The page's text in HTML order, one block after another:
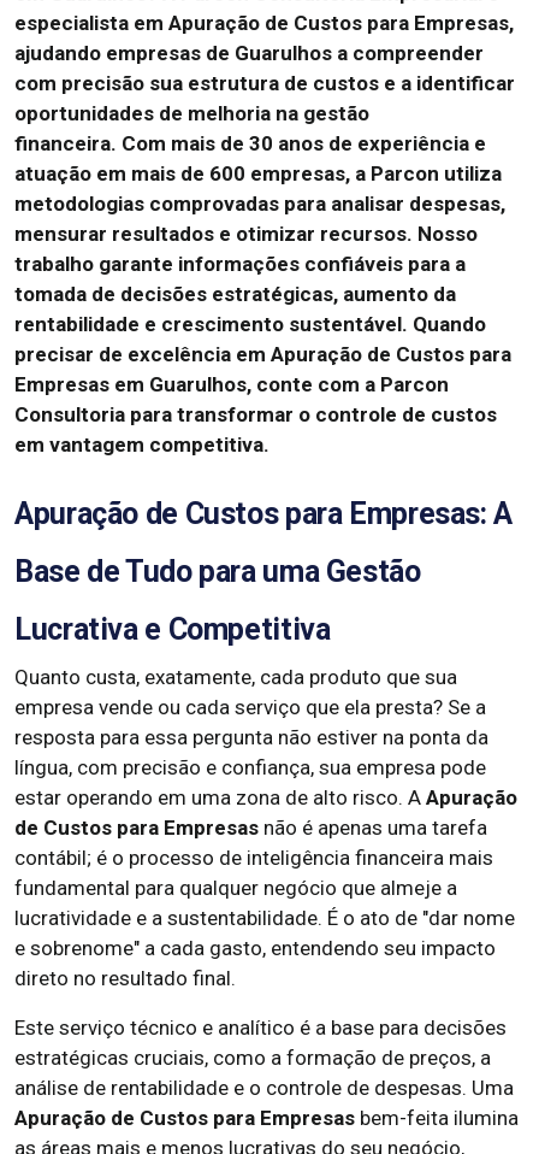
especialista em Apuração de Custos para Empresas,
ajudando empresas de Guarulhos a compreender
com precisão sua estrutura de custos e a identificar
oportunidades de melhoria na gestão
financeira. Com mais de 30 anos de experiência e
atuação em mais de 600 empresas, a Parcon utiliza
metodologias comprovadas para analisar despesas,
mensurar resultados e otimizar recursos. Nosso
trabalho garante informações confiáveis para a
tomada de decisões estratégicas, aumento da
rentabilidade e crescimento sustentável. Quando
precisar de excelência em Apuração de Custos para
Empresas em Guarulhos, conte com a Parcon
Consultoria para transformar o controle de custos
em vantagem competitiva.
Apuração de Custos para Empresas: A
Base de Tudo para uma Gestão
Lucrativa e Competitiva
Quanto custa, exatamente, cada produto que sua
empresa vende ou cada serviço que ela presta? Se a
resposta para essa pergunta não estiver na ponta da
língua, com precisão e confiança, sua empresa pode
estar operando em uma zona de alto risco. A Apuração
de Custos para Empresas não é apenas uma tarefa
contábil; é o processo de inteligência financeira mais
fundamental para qualquer negócio que almeje a
lucratividade e a sustentabilidade. É o ato de "dar nome
e sobrenome" a cada gasto, entendendo seu impacto
direto no resultado final.
Este serviço técnico e analítico é a base para decisões
estratégicas cruciais, como a formação de preços, a
análise de rentabilidade e o controle de despesas. Uma
Apuração de Custos para Empresas bem-feita ilumina
as áreas mais e menos lucrativas do seu negócio,